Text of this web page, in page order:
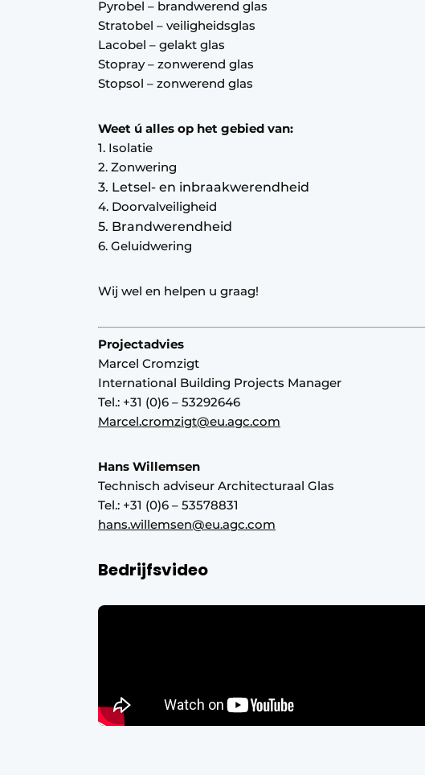
Pyrobel – brandwerend glas
Stratobel – veiligheidsglas
Lacobel – gelakt glas
Stopray – zonwerend glas
Stopsol – zonwerend glas
Weet ú alles op het gebied van:
1. Isolatie
2. Zonwering
3. Letsel- en inbraakwerendheid
4. Doorvalveiligheid
5. Brandwerendheid
6. Geluidwering
Wij wel en helpen u graag!
Projectadvies
Marcel Cromzigt
International Building Projects Manager
Tel.: +31 (0)6 – 53292646
Marcel.cromzigt@eu.agc.com
Hans Willemsen
Technisch adviseur Architecturaal Glas
Tel.: +31 (0)6 – 53578831
hans.willemsen@eu.agc.com
Bedrijfsvideo